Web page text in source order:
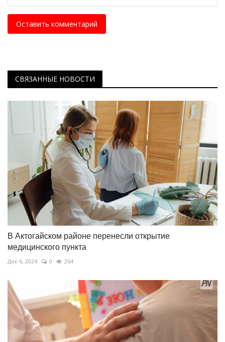
Оставить комментарий
СВЯЗАННЫЕ НОВОСТИ
В Актогайском районе перенесли открытие
медицинского пункта
Дек 6, 2024 0 264